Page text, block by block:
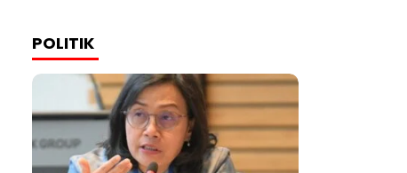
POLITIK